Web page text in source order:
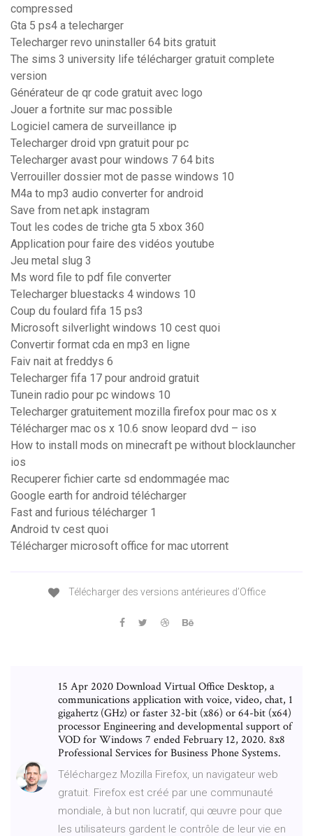
compressed
Gta 5 ps4 a telecharger
Telecharger revo uninstaller 64 bits gratuit
The sims 3 university life télécharger gratuit complete
version
Générateur de qr code gratuit avec logo
Jouer a fortnite sur mac possible
Logiciel camera de surveillance ip
Telecharger droid vpn gratuit pour pc
Telecharger avast pour windows 7 64 bits
Verrouiller dossier mot de passe windows 10
M4a to mp3 audio converter for android
Save from net.apk instagram
Tout les codes de triche gta 5 xbox 360
Application pour faire des vidéos youtube
Jeu metal slug 3
Ms word file to pdf file converter
Telecharger bluestacks 4 windows 10
Coup du foulard fifa 15 ps3
Microsoft silverlight windows 10 cest quoi
Convertir format cda en mp3 en ligne
Faiv nait at freddys 6
Telecharger fifa 17 pour android gratuit
Tunein radio pour pc windows 10
Telecharger gratuitement mozilla firefox pour mac os x
Télécharger mac os x 10.6 snow leopard dvd – iso
How to install mods on minecraft pe without blocklauncher
ios
Recuperer fichier carte sd endommagée mac
Google earth for android télécharger
Fast and furious télécharger 1
Android tv cest quoi
Télécharger microsoft office for mac utorrent
Télécharger des versions antérieures d’Office
15 Apr 2020 Download Virtual Office Desktop, a
communications application with voice, video, chat, 1
gigahertz (GHz) or faster 32-bit (x86) or 64-bit (x64)
processor Engineering and developmental support of
VOD for Windows 7 ended February 12, 2020. 8x8
Professional Services for Business Phone Systems.
Téléchargez Mozilla Firefox, un navigateur web
gratuit. Firefox est créé par une communauté
mondiale, à but non lucratif, qui œuvre pour que
les utilisateurs gardent le contrôle de leur vie en